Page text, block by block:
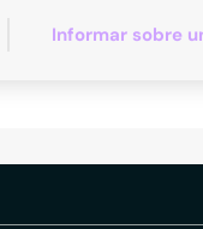
Informar sobre